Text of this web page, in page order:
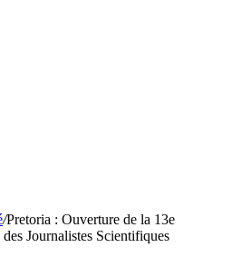
/Pretoria : Ouverture de la 13e
Journalistes Scientifiques